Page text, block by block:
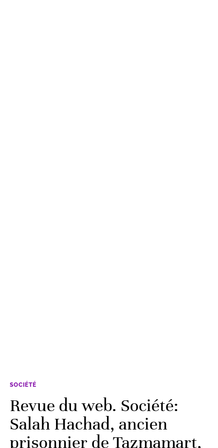
SOCIÉTÉ
Revue du web. Société:
Salah Hachad, ancien
prisonnier de Tazmamart,